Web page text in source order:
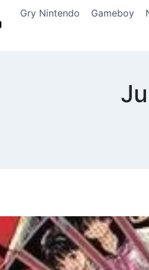
Gry Nintendo Gameboy